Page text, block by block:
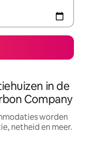
in de
Company
worden
netheid en meer.